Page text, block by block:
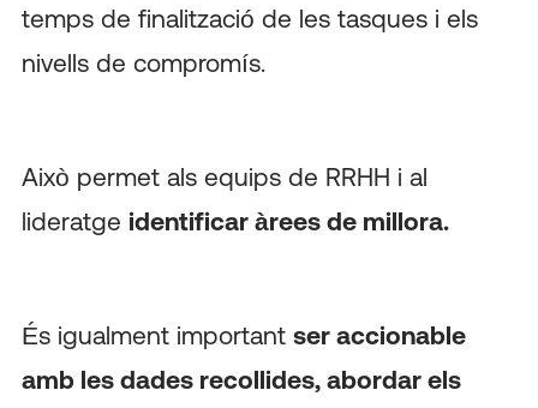
temps de finalització de les tasques i els
nivells de compromís.
Això permet als equips de RRHH i al
lideratge identificar àrees de millora.
És igualment important ser accionable
amb les dades recollides, abordar els